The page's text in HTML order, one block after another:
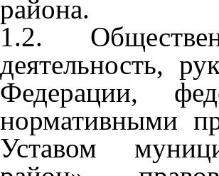
района.
1.2.
деятельность,
Федерации,
нормативными
Уставом